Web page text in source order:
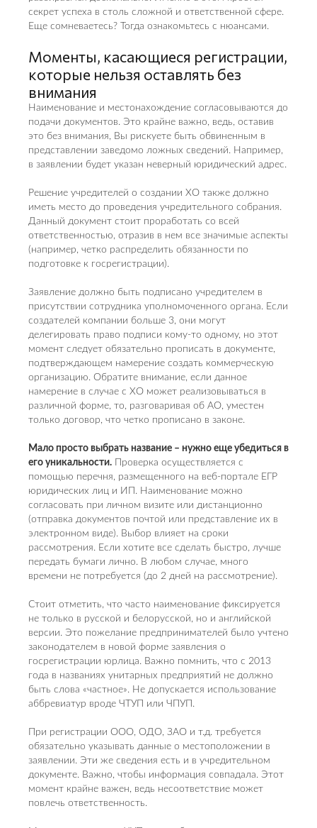
секрет успеха в столь сложной и ответственной сфере.
Еще сомневаетесь? Тогда ознакомьтесь с нюансами.
Моменты, касающиеся регистрации,
которые нельзя оставлять без
внимания
Наименование и местонахождение согласовываются до
подачи документов. Это крайне важно, ведь, оставив
это без внимания, Вы рискуете быть обвиненным в
представлении заведомо ложных сведений. Например,
в заявлении будет указан неверный юридический адрес.
Решение учредителей о создании ХО также должно
иметь место до проведения учредительного собрания.
Данный документ стоит проработать со всей
ответственностью, отразив в нем все значимые аспекты
(например, четко распределить обязанности по
подготовке к госрегистрации).
Заявление должно быть подписано учредителем в
присутствии сотрудника уполномоченного органа. Если
создателей компании больше 3, они могут
делегировать право подписи кому-то одному, но этот
момент следует обязательно прописать в документе,
подтверждающем намерение создать коммерческую
организацию. Обратите внимание, если данное
намерение в случае с ХО может реализовываться в
различной форме, то, разговаривая об АО, уместен
только договор, что четко прописано в законе.
Мало просто выбрать название – нужно еще убедиться в
его уникальности. Проверка осуществляется с
помощью перечня, размещенного на веб-портале ЕГР
юридических лиц и ИП. Наименование можно
согласовать при личном визите или дистанционно
(отправка документов почтой или представление их в
электронном виде). Выбор влияет на сроки
рассмотрения. Если хотите все сделать быстро, лучше
передать бумаги лично. В любом случае, много
времени не потребуется (до 2 дней на рассмотрение).
Стоит отметить, что часто наименование фиксируется
не только в русской и белорусской, но и английской
версии. Это пожелание предпринимателей было учтено
законодателем в новой форме заявления о
госрегистрации юрлица. Важно помнить, что с 2013
года в названиях унитарных предприятий не должно
быть слова «частное». Не допускается использование
аббревиатур вроде ЧТУП или ЧПУП.
При регистрации ООО, ОДО, ЗАО и т.д. требуется
обязательно указывать данные о местоположении в
заявлении. Эти же сведения есть и в учредительном
документе. Важно, чтобы информация совпадала. Этот
момент крайне важен, ведь несоответствие может
повлечь ответственность.